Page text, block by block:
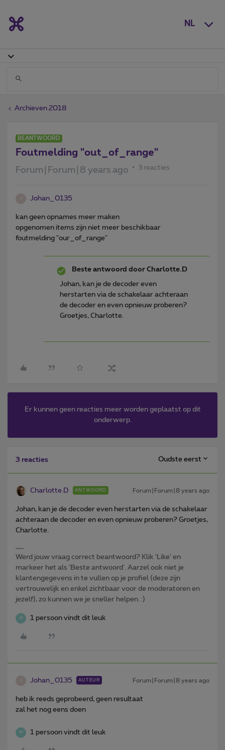
NL
Archieven 2018
BEANTWOORD
Foutmelding "out_of_range"
Forum|Forum|8 years ago 3 reacties
Johan_0135
kan geen opnames meer maken
opgenomen items zijn niet meer beschikbaar
foutmelding "our_of_range"
Beste antwoord door Charlotte.D
Johan, kan je de decoder even
herstarten via de schakelaar achteraan
de decoder en even opnieuw proberen?
Groetjes, Charlotte.
Er kunnen geen reacties meer worden geplaatst op dit
onderwerp.
3 reacties Oudste eerst
Charlotte.D ANTWOORD Forum|Forum|8 years ago
Johan, kan je de decoder even herstarten via de schakelaar
achteraan de decoder en even opnieuw proberen? Groetjes,
Charlotte.
Werd jouw vraag correct beantwoord? Klik ‘Like’ en
markeer het als 'Beste antwoord'. Aarzel ook niet je
klantengegevens in te vullen op je profiel (deze zijn
vertrouwelijk en enkel zichtbaar voor de moderatoren en
jezelf), zo kunnen we je sneller helpen. :)
W 1 persoon vindt dit leuk
Johan_0135 AUTEUR Forum|Forum|8 years ago
heb ik reeds geprobeerd, geen resultaat
zal het nog eens doen
W 1 persoon vindt dit leuk